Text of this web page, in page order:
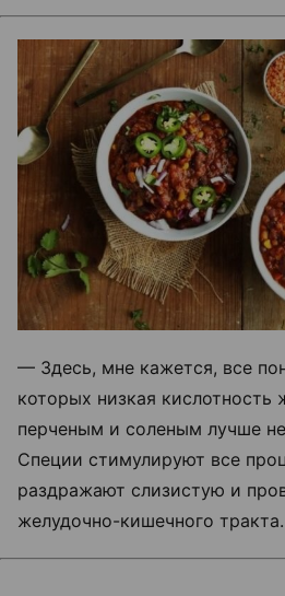
— Здесь, мне кажется, все
которых низкая кислотность
перченым и соленым лучше не
Специи стимулируют все
раздражают слизистую и
желудочно-кишечного тракта.